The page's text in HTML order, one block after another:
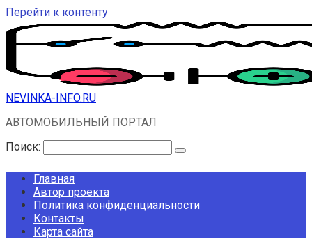
Перейти к контенту
NEVINKA-INFO.RU
АВТОМОБИЛЬНЫЙ ПОРТАЛ
Поиск:
Главная
Автор проекта
Политика конфиденциальности
Контакты
Карта сайта